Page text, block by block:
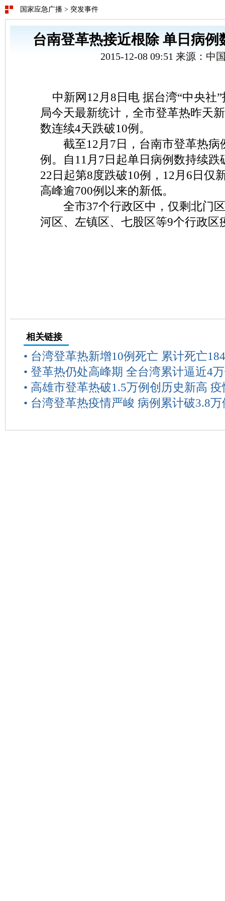
国家应急广播 > 突发事件
台南登革热接近根除 单日病例
2015-12-08 09:51 来源：中
中新网12月8日电 据台湾“中央社
局今天最新统计，全市登革热昨天
数连续4天跌破10例。
截至12月7日，台南市登革热病
例。自11月7日起单日病例数持续跌
22日起第8度跌破10例，12月6日仅
高峰逾700例以来的新低。
全市37个行政区中，仅剩北门区
河区、左镇区、七股区等9个行政区
相关链接
• 台湾登革热新增10例死亡 累计死亡
• 登革热仍处高峰期 全台湾累计逼近4
• 高雄市登革热破1.5万例创历史新高
• 台湾登革热疫情严峻 病例累计破3.8万